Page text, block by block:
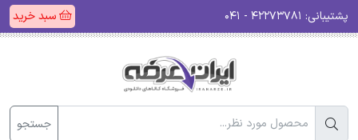
پشتیبانی: سبد خرید
جستجو